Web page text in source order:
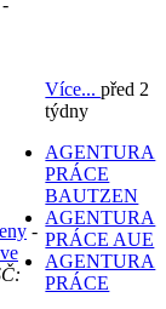
-
Více...před 2
týdny
AGENTURA
PRÁCE
BAUTZEN
AGENTURA
PRÁCE AUE
AGENTURA
PRÁCE